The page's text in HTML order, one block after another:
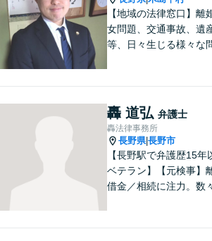
【地域の法律窓口】離
女問題、交通事故、遺
等、日々生じる様々な
す。
轟 道弘 弁護士
轟法律事務所
長野県|長野市
【長野駅で弁護歴15年
ベテラン】【元検事】
借金／相続に注力。数
様の権利を守ります。